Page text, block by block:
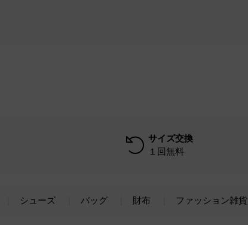
サイズ交換
１回無料
シューズ バッグ 財布 ファッション雑貨